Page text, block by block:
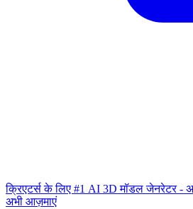
क्रिएटर्स के लिए #1 AI 3D मॉडल जेनरेटर -
अभी आज़माएं